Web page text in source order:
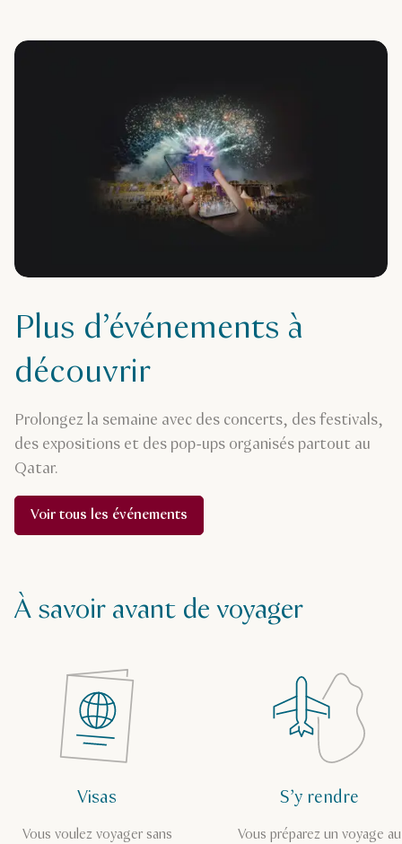
Plus d’événements à
découvrir
Prolongez la semaine avec des concerts, des festivals,
des expositions et des pop-ups organisés partout au
Qatar.
Voir tous les événements
À savoir avant de voyager
Visas
Vous voulez voyager sans
S’y rendre
Vous préparez un voyage au